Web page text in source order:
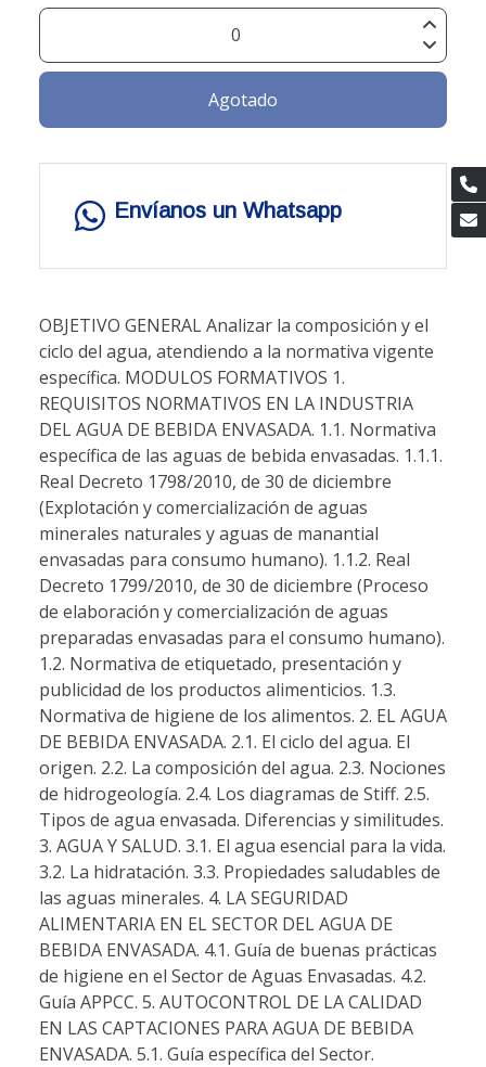
Agotado
Envíanos un Whatsapp
OBJETIVO GENERAL Analizar la composición y el
ciclo del agua, atendiendo a la normativa vigente
específica. MODULOS FORMATIVOS 1.
REQUISITOS NORMATIVOS EN LA INDUSTRIA
DEL AGUA DE BEBIDA ENVASADA. 1.1. Normativa
específica de las aguas de bebida envasadas. 1.1.1.
Real Decreto 1798/2010, de 30 de diciembre
(Explotación y comercialización de aguas
minerales naturales y aguas de manantial
envasadas para consumo humano). 1.1.2. Real
Decreto 1799/2010, de 30 de diciembre (Proceso
de elaboración y comercialización de aguas
preparadas envasadas para el consumo humano).
1.2. Normativa de etiquetado, presentación y
publicidad de los productos alimenticios. 1.3.
Normativa de higiene de los alimentos. 2. EL AGUA
DE BEBIDA ENVASADA. 2.1. El ciclo del agua. El
origen. 2.2. La composición del agua. 2.3. Nociones
de hidrogeología. 2.4. Los diagramas de Stiff. 2.5.
Tipos de agua envasada. Diferencias y similitudes.
3. AGUA Y SALUD. 3.1. El agua esencial para la vida.
3.2. La hidratación. 3.3. Propiedades saludables de
las aguas minerales. 4. LA SEGURIDAD
ALIMENTARIA EN EL SECTOR DEL AGUA DE
BEBIDA ENVASADA. 4.1. Guía de buenas prácticas
de higiene en el Sector de Aguas Envasadas. 4.2.
Guía APPCC. 5. AUTOCONTROL DE LA CALIDAD
EN LAS CAPTACIONES PARA AGUA DE BEBIDA
ENVASADA. 5.1. Guía específica del Sector.